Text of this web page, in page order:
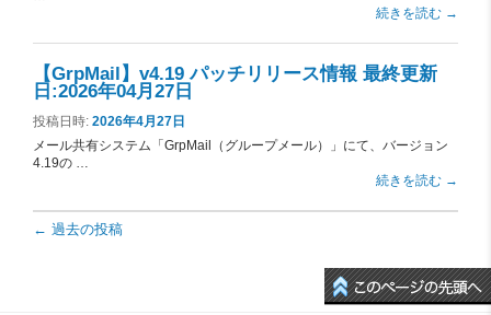
続きを読む →
【GrpMail】v4.19 パッチリリース情報 最終更新
日:2026年04月27日
投稿日時: 2026年4月27日
メール共有システム「GrpMail（グループメール）」にて、バージョン
4.19の …
続きを読む →
投稿ナビゲーション
← 過去の投稿